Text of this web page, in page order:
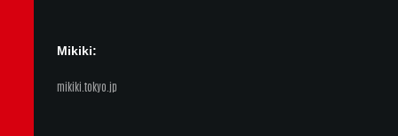
Mikiki:
mikiki.tokyo.jp